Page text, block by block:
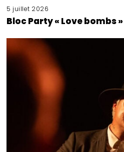
5 juillet 2026
Bloc Party « Love bombs »